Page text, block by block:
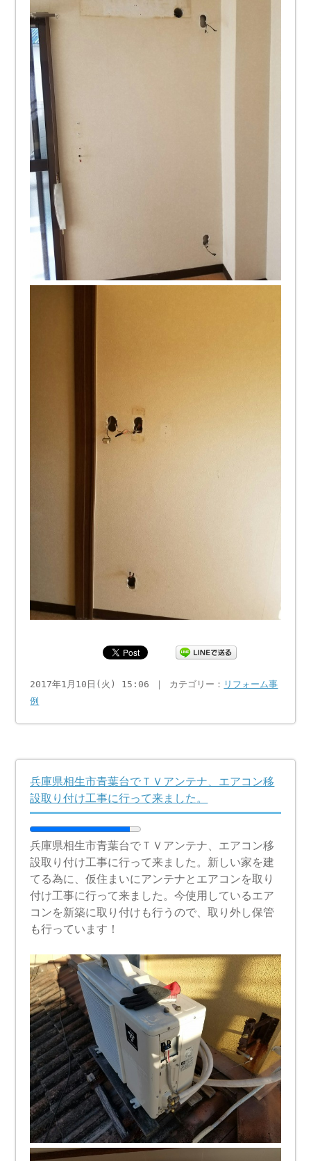
2017年1月10日(火) 15:06 ｜ カテゴリー： リフォーム事
例
兵庫県相生市青葉台でＴＶアンテナ、エアコン移
設取り付け工事に行って来ました。
兵庫県相生市青葉台でＴＶアンテナ、エアコン移
設取り付け工事に行って来ました。新しい家を建
てる為に、仮住まいにアンテナとエアコンを取り
付け工事に行って来ました。今使用しているエア
コンを新築に取り付けも行うので、取り外し保管
も行っています！